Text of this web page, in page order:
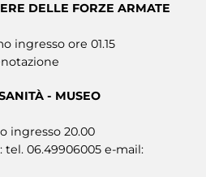
DELLE FORZE ARMATE
ingresso ore 01.15
- MUSEO
ingresso 20.00
06.49906005 e-mail: